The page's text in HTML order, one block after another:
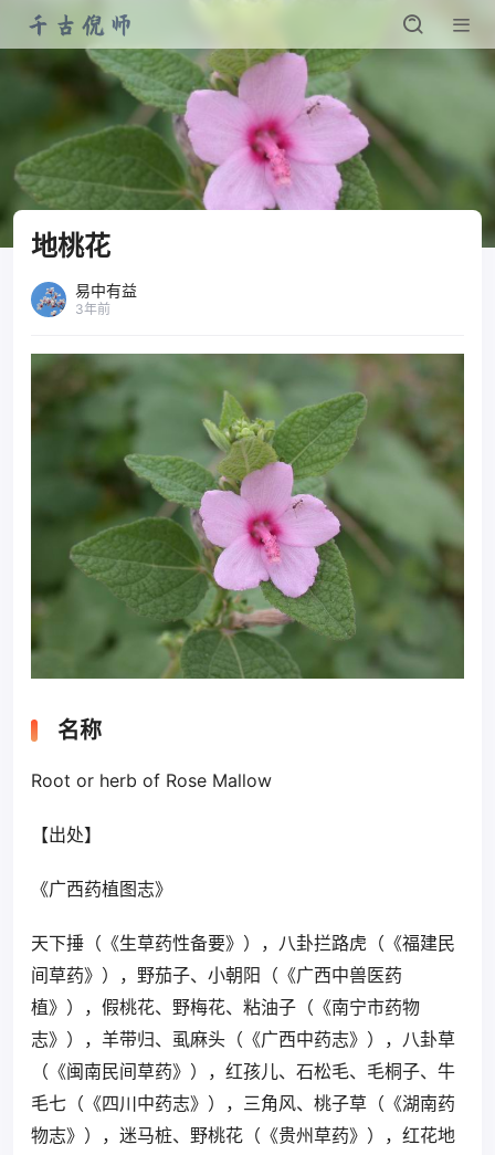
地桃花
易中有益
3年前
名称
Root or herb of Rose Mallow
【出处】
《广西药植图志》
天下捶（《生草药性备要》），八卦拦路虎（《福建民
间草药》），野茄子、小朝阳（《广西中兽医药
植》），假桃花、野梅花、粘油子（《南宁市药物
志》），羊带归、虱麻头（《广西中药志》），八卦草
（《闽南民间草药》），红孩儿、石松毛、毛桐子、牛
毛七（《四川中药志》），三角风、桃子草（《湖南药
物志》），迷马桩、野桃花（《贵州草药》），红花地